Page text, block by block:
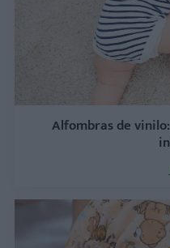
Alfombras de